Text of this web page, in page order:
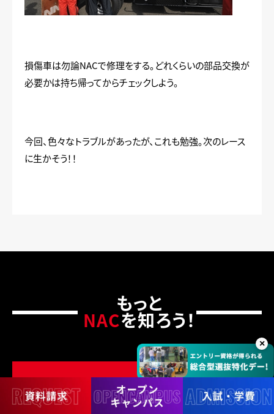
損傷車は勿論NACで修理をする。どれくらいの部品交換が
必要かは持ち帰ってからチェックしよう。
今回、色々なトラブルがあったが、これも勉強。次のレース
に生かそう！！
もっと
NACを知ろう！
×